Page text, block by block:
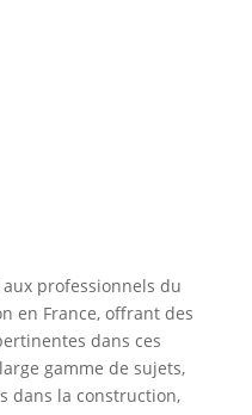
professionnels du
en France, offrant des
dans ces
gamme de sujets,
dans la construction,